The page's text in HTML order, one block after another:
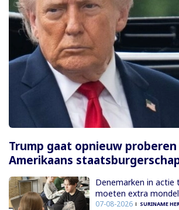
Trump gaat opnieuw
Amerikaans
Denemarken in actie
moeten extra
07-08-2026 SURINAME